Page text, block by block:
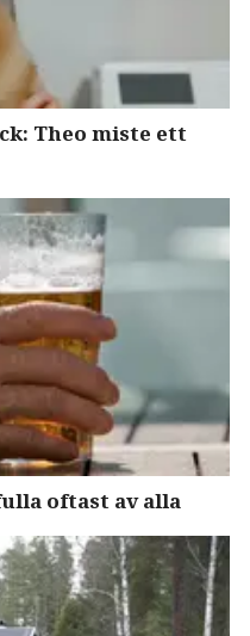
Theo miste ett
oftast av alla